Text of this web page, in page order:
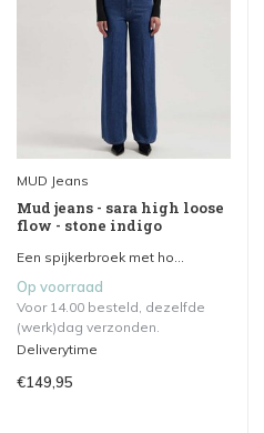
MUD Jeans
Mud jeans - sara high loose
flow - stone indigo
Een spijkerbroek met ho...
Op voorraad
Voor 14.00 besteld, dezelfde
(werk)dag verzonden.
Deliverytime
€149,95